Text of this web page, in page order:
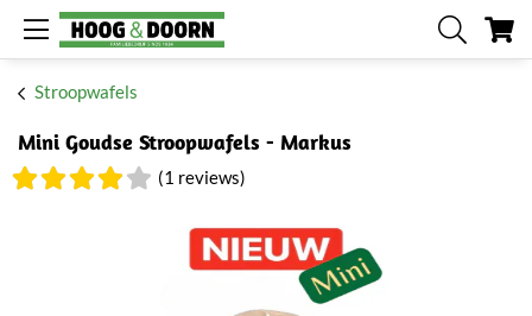
Stroopwafels
Mini Goudse Stroopwafels - Markus
(1 reviews)